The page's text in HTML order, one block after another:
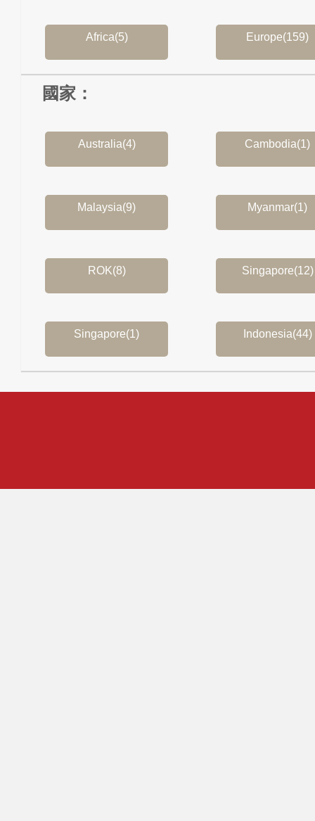
Africa(5) Europe(159)
國家：
Australia(4) Cambodia(1)
Malaysia(9) Myanmar(1)
ROK(8) Singapore(12)
Singapore(1) Indonesia(44)